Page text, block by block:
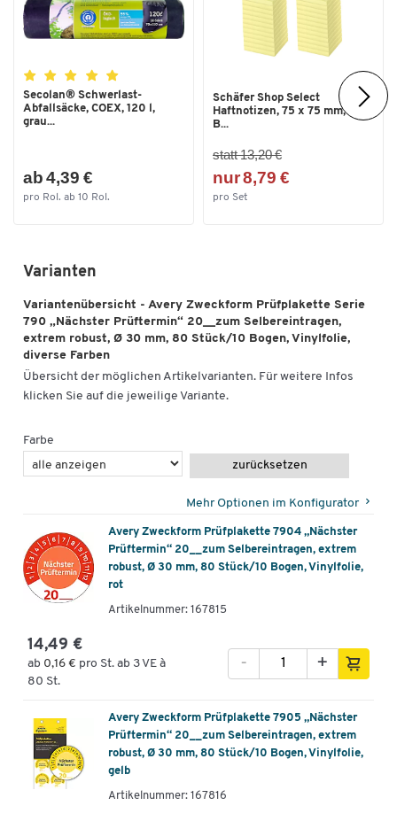
Material: Vinylfolie
Farbe: blau
Plakettenform: rund
Secolan® Schwerlast-
Abfallsäcke, COEX, 120 l,
grau...
ab 4,39 €
pro Rol. ab 10 Rol.
Schäfer Shop Select
Haftnotizen, 75 x 75 mm, 100
B...
statt 13,20 €
nur 8,79 €
pro Set
Varianten
Variantenübersicht - Avery Zweckform Prüfplakette Serie
790 „Nächster Prüftermin“ 20__zum Selbereintragen,
extrem robust, Ø 30 mm, 80 Stück/10 Bogen, Vinylfolie,
diverse Farben
Übersicht der möglichen Artikelvarianten. Für weitere Infos
klicken Sie auf die jeweilige Variante.
Farbe
zurücksetzen
Mehr Optionen im Konfigurator
Avery Zweckform Prüfplakette 7904 „Nächster
Prüftermin“ 20__zum Selbereintragen, extrem
robust, Ø 30 mm, 80 Stück/10 Bogen, Vinylfolie,
rot
Artikelnummer: 167815
14,49 €
ab 0,16 € pro St. ab 3 VE à
80 St.
+
-
Avery Zweckform Prüfplakette 7905 „Nächster
Prüftermin“ 20__zum Selbereintragen, extrem
robust, Ø 30 mm, 80 Stück/10 Bogen, Vinylfolie,
gelb
Artikelnummer: 167816